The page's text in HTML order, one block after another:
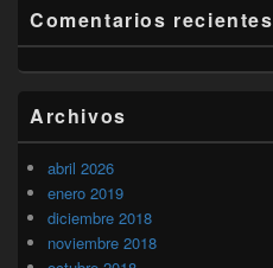
Comentarios recientes
Archivos
abril 2026
enero 2019
diciembre 2018
noviembre 2018